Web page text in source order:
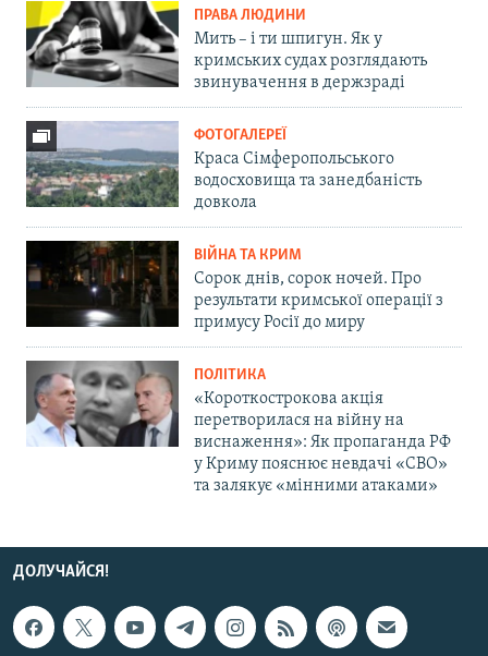
ПРАВА ЛЮДИНИ
Мить – і ти шпигун. Як у
кримських судах розглядають
звинувачення в держзраді
ФОТОГАЛЕРЕЇ
Краса Сімферопольського
водосховища та занедбаність
довкола
ВІЙНА ТА КРИМ
Сорок днів, сорок ночей. Про
результати кримської операції з
примусу Росії до миру
ПОЛІТИКА
«Короткострокова акція
перетворилася на війну на
виснаження»: Як пропаганда РФ
у Криму пояснює невдачі «СВО»
та залякує «мінними атаками»
ДОЛУЧАЙСЯ!